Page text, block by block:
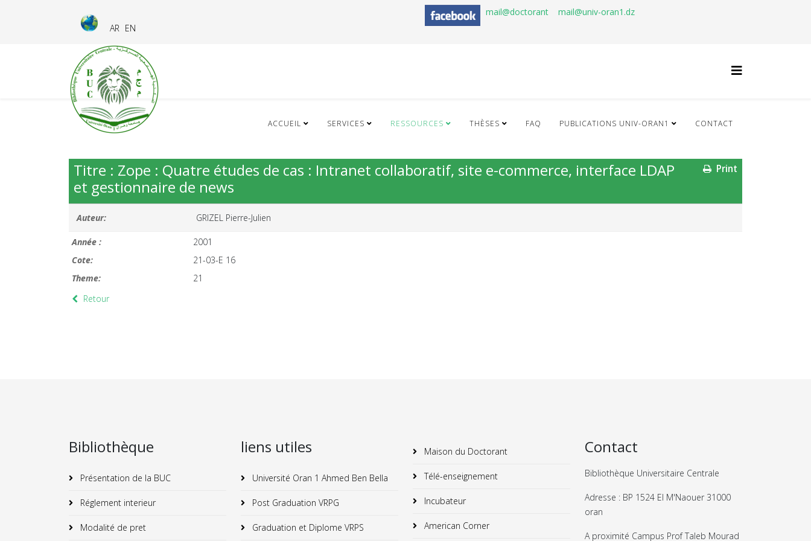
AR EN
mail@doctorant mail@univ-oran1.dz
ACCUEIL SERVICES RESSOURCES THÈSES FAQ PUBLICATIONS UNIV-ORAN1 CONTACT
Print
Titre : Zope : Quatre études de cas : Intranet collaboratif, site e-commerce, interface LDAP
et gestionnaire de news
Auteur: GRIZEL Pierre-Julien
Année :
2001
Cote:
21-03-E 16
Theme:
21
Retour
Bibliothèque
Présentation de la BUC
Réglement interieur
Modalité de pret
liens utiles
Université Oran 1 Ahmed Ben Bella
Post Graduation VRPG
Graduation et Diplome VRPS
Maison du Doctorant
Télé-enseignement
Incubateur
American Corner
Contact
Bibliothèque Universitaire Centrale
Adresse : BP 1524 El M'Naouer 31000
oran
A proximité Campus Prof Taleb Mourad